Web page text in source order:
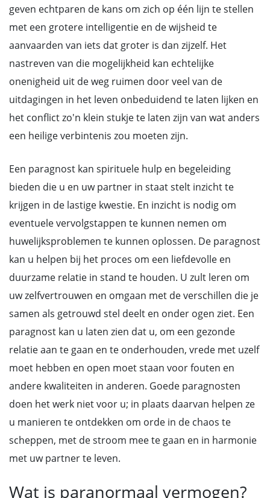
geven echtparen de kans om zich op één lijn te stellen
met een grotere intelligentie en de wijsheid te
aanvaarden van iets dat groter is dan zijzelf. Het
nastreven van die mogelijkheid kan echtelijke
onenigheid uit de weg ruimen door veel van de
uitdagingen in het leven onbeduidend te laten lijken en
het conflict zo'n klein stukje te laten zijn van wat anders
een heilige verbintenis zou moeten zijn.
Een paragnost kan spirituele hulp en begeleiding
bieden die u en uw partner in staat stelt inzicht te
krijgen in de lastige kwestie. En inzicht is nodig om
eventuele vervolgstappen te kunnen nemen om
huwelijksproblemen te kunnen oplossen. De paragnost
kan u helpen bij het proces om een liefdevolle en
duurzame relatie in stand te houden. U zult leren om
uw zelfvertrouwen en omgaan met de verschillen die je
samen als getrouwd stel deelt en onder ogen ziet. Een
paragnost kan u laten zien dat u, om een gezonde
relatie aan te gaan en te onderhouden, vrede met uzelf
moet hebben en open moet staan voor fouten en
andere kwaliteiten in anderen. Goede paragnosten
doen het werk niet voor u; in plaats daarvan helpen ze
u manieren te ontdekken om orde in de chaos te
scheppen, met de stroom mee te gaan en in harmonie
met uw partner te leven.
Wat is paranormaal vermogen?